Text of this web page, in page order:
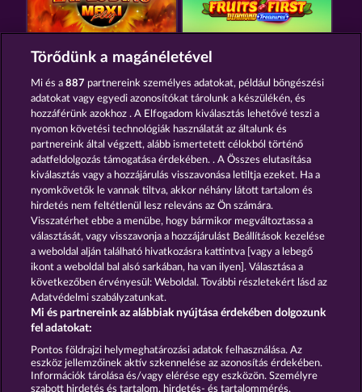
EXPLODIAC MAXI PLAY
FRUIT LOVE JUICY JESTER
Részvételi feltételek
Adatkezelési tájékoztató Impresszum
A cég GYIK
Törődünk a magánéletével
Mi és a887 partnereink személyes adatokat, például böngészési
adatokat vagy egyedi azonosítókat tárolunk a készülékén, és
hozzáférünk azokhoz . A Elfogadom kiválasztás lehetővé teszi a
nyomon követési technológiák használatát az általunk és
partnereink által végzett, alább ismertetett célokból történő
adatfeldolgozás támogatása érdekében. . A Összes elutasítása
kiválasztás vagy a hozzájárulás visszavonása letiltja ezeket. Ha a
nyomkövetők le vannak tiltva, akkor néhány látott tartalom és
hirdetés nem feltétlenül lesz releváns az Ön számára.
Visszatérhet ebbe a menübe, hogy bármikor megváltoztassa a
választását, vagy visszavonja a hozzájárulást Beállítások kezelése
a weboldal alján található hivatkozásra kattintva [vagy a lebegő
ikont a weboldal bal alsó sarkában, ha van ilyen]. Választása a
következőben érvényesül: Weboldal. További részletekért lásd az
Adatvédelmi szabályzatunkat.
Mi és partnereink az alábbiak nyújtása érdekében dolgozunk
fel adatokat:
Pontos földrajzi helymeghatározási adatok felhasználása. Az
eszköz jellemzőinek aktív szkennelése az azonosítás érdekében.
Információk tárolása és/vagy elérése egy eszközön. Személyre
szabott hirdetés és tartalom, hirdetés- és tartalommérés,